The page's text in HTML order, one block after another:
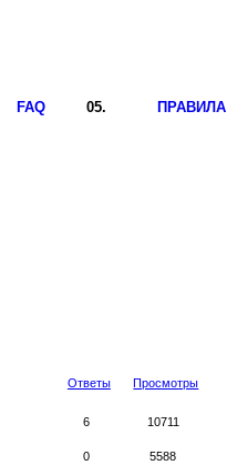
FAQ ПРАВИЛА
Ответы Просмотры
6 10711
0 5588